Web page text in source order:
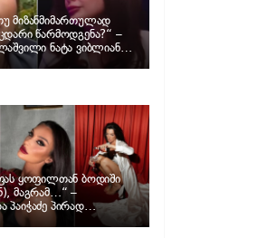
მიზანმიმართულად
წარმოდგენა?“ –
ნატა ვიბლიანის
ავრცელებს
ყოფილთან ბოდიში
მაგრამ…“ –
პაიჭაძე პირად